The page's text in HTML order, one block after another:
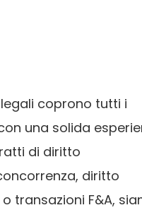
coprono tutti i
una solida
di diritto
diritto
transazioni F&A,